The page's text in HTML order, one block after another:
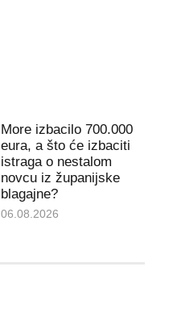
More izbacilo 700.000
eura, a što će izbaciti
istraga o nestalom
novcu iz županijske
blagajne?
06.08.2026